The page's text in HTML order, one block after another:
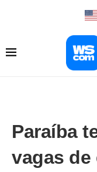
Paraíba
vagas de